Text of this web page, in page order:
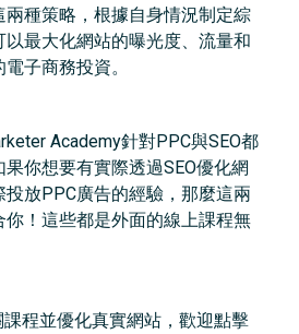
兩種策略，根據自身情況制定綜
最大化網站的曝光度、流量和
子商務投資。
Academy針對PPC與SEO都
你想要有實際透過SEO優化網
放PPC廣告的經驗，那麼這兩
你！這些都是外面的線上課程無
程並優化真實網站，歡迎點擊